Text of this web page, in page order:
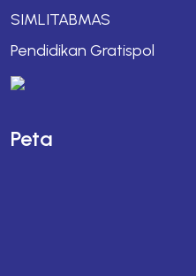
SIMLITABMAS
Pendidikan Gratispol
Peta